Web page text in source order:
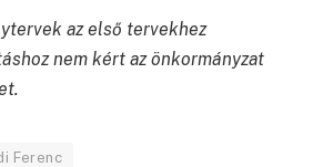
az első tervekhez
nem kért az önkormányzat
Ferenc